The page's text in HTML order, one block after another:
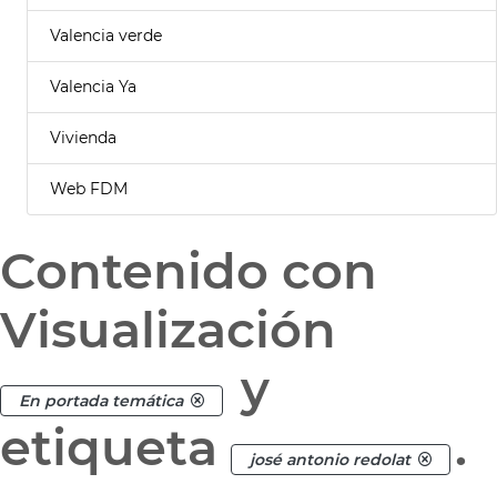
Valencia verde
Valencia Ya
Vivienda
Web FDM
Contenido con
Visualización
En portada temática
y
etiqueta
josé antonio redolat .